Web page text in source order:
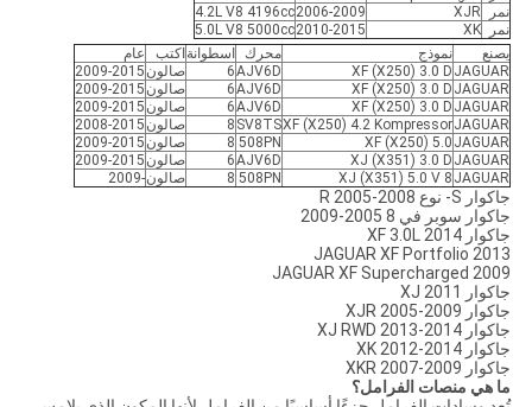
نمر
XJR
2006-2009
4.2L V8 4196cc
نمر
XK
2010-2015
5.0L V8 5000cc
يصنع
نموذج محرك اسطوانة اكتب
عام
JAGUAR
XF (X250) 3.0 D
AJV6D
6 صالون 2009-2015
JAGUAR
XF (X250) 3.0 D
AJV6D
6 صالون 2009-2015
JAGUAR
XF (X250) 3.0 D
AJV6D
6 صالون 2009-2015
JAGUAR
XF (X250) 4.2 Kompressor
SV8TS
8 صالون 2008-2015
JAGUAR
XF (X250) 5.0
508PN
8 صالون 2009-2015
JAGUAR
XJ (X351) 3.0 D
AJV6D
6 صالون 2009-2015
JAGUAR
XJ (X351) 5.0 V 8
508PN
8 صالون-2009
جاكوار S- نوع R 2005-2008
جاكوار سوبر في 8 2005-2009
جاكوار XF 3.0L 2014
JAGUAR XF Portfolio 2013
JAGUAR XF Supercharged 2009
جاكوار XJ 2011
جاكوار XJR 2005-2009
جاكوار XJ RWD 2013-2014
جاكوار XK 2012-2014
جاكوار XKR 2007-2009
ما هي منصات الفرامل؟